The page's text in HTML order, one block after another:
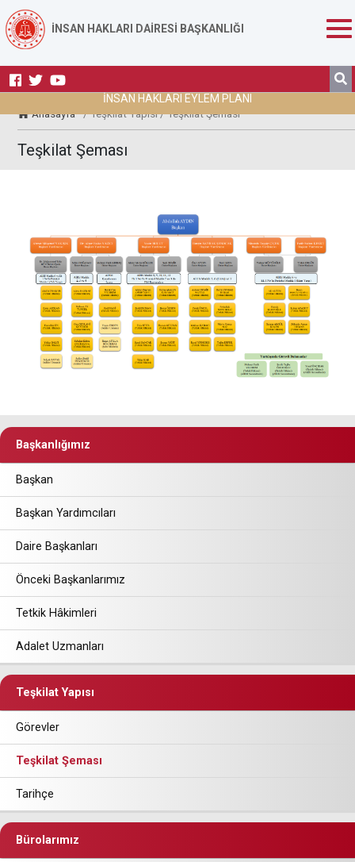
İNSAN HAKLARI DAİRESİ BAŞKANLIĞI
İNSAN HAKLARI EYLEM PLANI
Anasayfa / Teşkilat Yapısı / Teşkilat Şeması
Teşkilat Şeması
Başkanlığımız
Başkan
Başkan Yardımcıları
Daire Başkanları
Önceki Başkanlarımız
Tetkik Hâkimleri
Adalet Uzmanları
Teşkilat Yapısı
Görevler
Teşkilat Şeması
Tarihçe
Bürolarımız